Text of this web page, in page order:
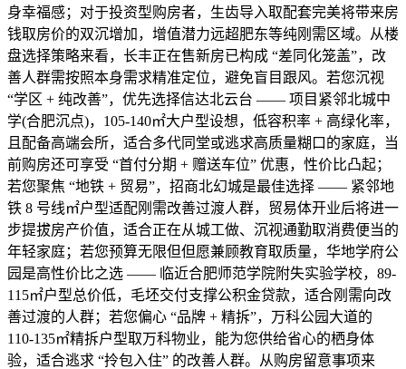
身幸福感；对于投资型购房者，生齿导入取配套完美将带来房
钱取房价的双沉增加，增值潜力远超肥东等纯刚需区域。从楼
盘选择策略来看，长丰正在售新房已构成 “差同化笼盖”，改
善人群需按照本身需求精准定位，避免盲目跟风。若您沉视
“学区 + 纯改善”，优先选择信达北云台 —— 项目紧邻北城中
学(合肥沉点)，105-140㎡大户型设想，低容积率 + 高绿化率，
且配备高端会所，适合多代同堂或逃求高质量糊口的家庭，当
前购房还可享受 “首付分期 + 赠送车位” 优惠，性价比凸起；
若您聚焦 “地铁 + 贸易”，招商北幻城是最佳选择 —— 紧邻地
铁 8 号线㎡户型适配刚需改善过渡人群，贸易体开业后将进一
步提拔房产价值，适合正在从城工做、沉视通勤取消费便当的
年轻家庭；若您预算无限但但愿兼顾教育取质量，华地学府公
园是高性价比之选 —— 临近合肥师范学院附失实验学校，89-
115㎡户型总价低，毛坯交付支撑公积金贷款，适合刚需向改
善过渡的人群；若您偏心 “品牌 + 精拆”，万科公园大道的
110-135㎡精拆户型取万科物业，能为您供给省心的栖身体
验，适合逃求 “拎包入住” 的改善人群。从购房留意事项来